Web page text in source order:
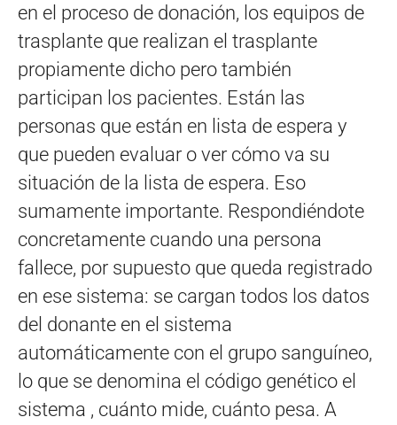
en el proceso de donación, los equipos de
trasplante que realizan el trasplante
propiamente dicho pero también
participan los pacientes. Están las
personas que están en lista de espera y
que pueden evaluar o ver cómo va su
situación de la lista de espera. Eso
sumamente importante. Respondiéndote
concretamente cuando una persona
fallece, por supuesto que queda registrado
en ese sistema: se cargan todos los datos
del donante en el sistema
automáticamente con el grupo sanguíneo,
lo que se denomina el código genético el
sistema , cuánto mide, cuánto pesa. A